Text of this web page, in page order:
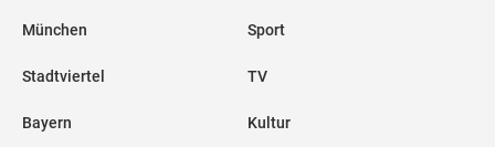
München
Stadtviertel
Bayern
Sport
TV
Kultur